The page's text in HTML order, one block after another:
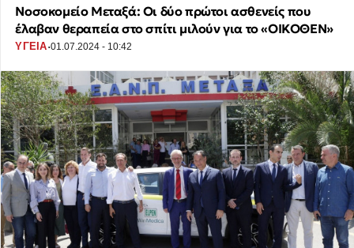
Νοσοκομείο Μεταξά: Οι δύο πρώτοι ασθενείς που
έλαβαν θεραπεία στο σπίτι μιλούν για το «ΟΙΚΟΘΕΝ»
ΥΓΕΙΑ·01.07.2024 - 10:42